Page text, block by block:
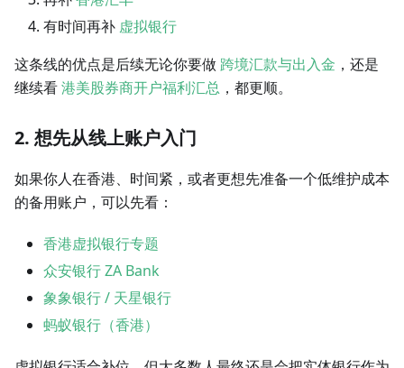
有时间再补虚拟银行
这条线的优点是后续无论你要做跨境汇款与出入金 ，还是
继续看港美股券商开户福利汇总 ，都更顺。
2. 想先从线上账户入门
如果你人在香港、时间紧，或者更想先准备一个低维护成本
的备用账户，可以先看：
香港虚拟银行专题
众安银行 ZA Bank
象象银行 / 天星银行
蚂蚁银行（香港）